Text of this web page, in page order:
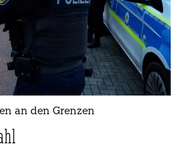
an den Grenzen